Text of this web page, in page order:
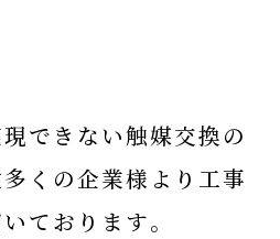
できない触媒交換の
くの企業様より工事
ております。